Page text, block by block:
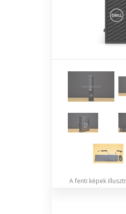
A fenti képek